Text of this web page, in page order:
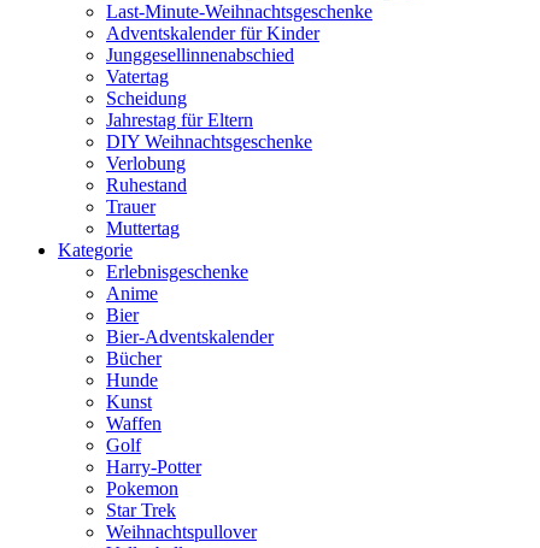
Last-Minute-Weihnachtsgeschenke
Adventskalender für Kinder
Junggesellinnenabschied
Vatertag
Scheidung
Jahrestag für Eltern
DIY Weihnachtsgeschenke
Verlobung
Ruhestand
Trauer
Muttertag
Kategorie
Erlebnisgeschenke
Anime
Bier
Bier-Adventskalender
Bücher
Hunde
Kunst
Waffen
Golf
Harry-Potter
Pokemon
Star Trek
Weihnachtspullover